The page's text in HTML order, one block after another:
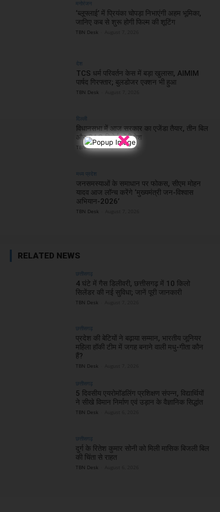
×
मनोरंजन
‘ब्लूफ्लाई’ में प्रियंका चोपड़ा निभाएंगी अहम भूमिका,
जानिए कब से शुरू होगी फिल्म की शूटिंग
TBN Desk
देश
TCS धर्म परिवर्तन केस में बड़ा खुलासा, AIMIM
पार्षद गिरफ्तार; बुलडोजर एक्शन भी हुआ
TBN Desk
दिल्ली
विधानसभा में आज सरकार का एजेंडा तैयार, तीन बिल
और CAG रिपोर्ट होंगी पेश
TBN Desk - August 7, 2026
मध्य प्रदेश
जनसमस्याओं के समाधान पर फोकस, सीएम मोहन
यादव आज लॉन्च करेंगे ‘मुख्यमंत्री जन-विश्वास
अभियान-2026’
TBN Desk
RELATED NEWS
छत्तीसगढ़
4 घंटे में गैस डिलीवरी, छत्तीसगढ़ में 10 किलो
सिलेंडर की नई सुविधा; जानें पूरी जानकारी
TBN Desk
छत्तीसगढ़
प्रदेश की बेटियों ने बढ़ाया सम्मान, भारतीय जूनियर
महिला हॉकी टीम में जगह बनाने वाली मधु-गीता कौन
हैं?
TBN Desk
छत्तीसगढ़
5 दिवसीय एयरोमॉडलिंग प्रशिक्षण संपन्न, विद्यार्थियों
ने सीखे विमान निर्माण एवं उड़ान के वैज्ञानिक सिद्धांत
TBN Desk
छत्तीसगढ़
दुर्ग के रितेश कुमार सोनी को मिली मासिक बिजली बिल
की चिंता से राहत
TBN Desk